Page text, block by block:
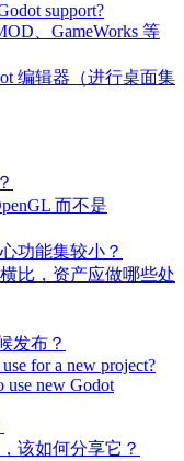
support?
、GameWorks 等
编辑器（进行桌面集
而不是
功能集较小？
比，资产应做哪些处
发布？
for a new project?
use new Godot
该如何分享它？